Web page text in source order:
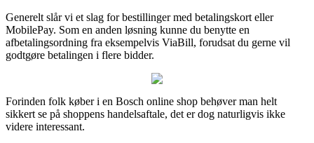
Generelt slår vi et slag for bestillinger med betalingskort eller
MobilePay. Som en anden løsning kunne du benytte en
afbetalingsordning fra eksempelvis ViaBill, forudsat du gerne vil
godtgøre betalingen i flere bidder.
Forinden folk køber i en Bosch online shop behøver man helt
sikkert se på shoppens handelsaftale, det er dog naturligvis ikke
videre interessant.